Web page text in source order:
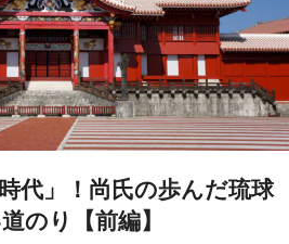
代」！尚氏の歩んだ琉球
のり【前編】